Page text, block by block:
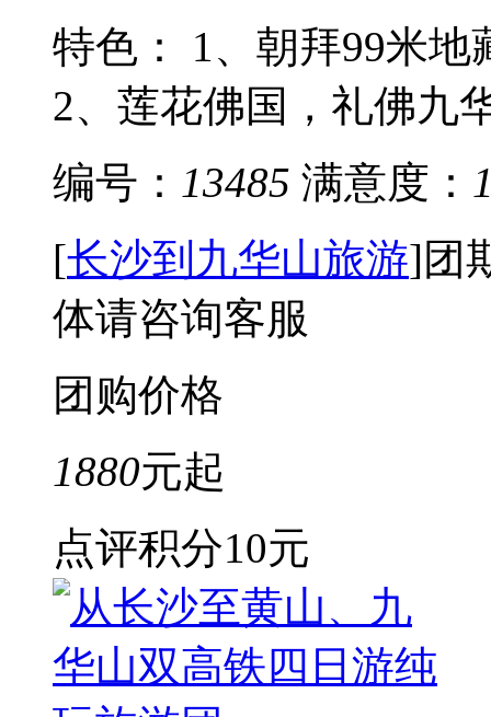
特色： 1、朝拜99米
2、莲花佛国，礼佛九
编号： 13485 满意度：
[长沙到九华山旅游]团
体请咨询客服
团购价格
1880元起
点评积分10元